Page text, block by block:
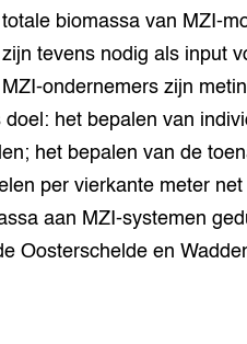
biomassa van MZI-
tevens nodig als input
ondernemers zijn
doel: het bepalen van
het bepalen van de
per vierkante meter
aan MZI-systemen
Oosterschelde en